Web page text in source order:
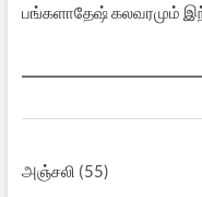
பங்களாதேஷ் கலவரமும்
அஞ்சலி (55)